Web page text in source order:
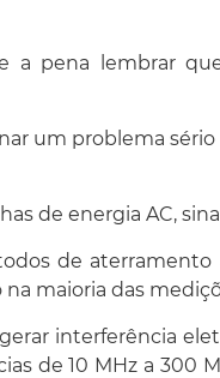
pena lembrar
um problema
de energia AC,
de
maioria das
interferência
de 10 MHz a 300